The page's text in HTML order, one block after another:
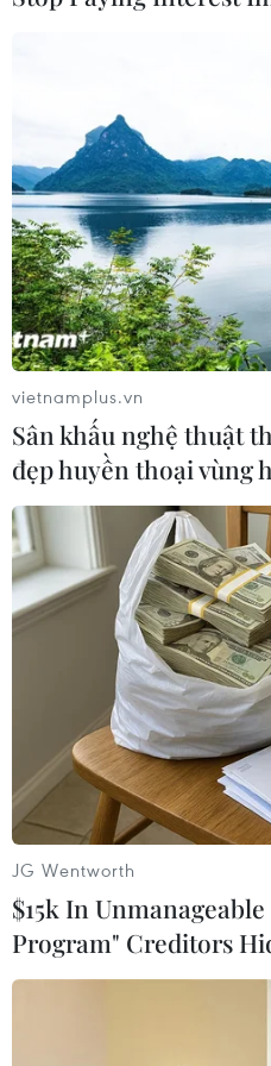
một loạt thành tích
khúc đầu tiên của một
đứng đầu bảng xếp
bảng xếp hạng album
Billboard 200./.
#nhóm nhạc Hàn
#đĩa đơn
Hàn Quốc
Theo dõi VietnamPlus
vietnamplus.vn
Sân khấu nghệ thuật
đẹp huyền thoại vùng
JG Wentworth
$15k In
Program" Creditors